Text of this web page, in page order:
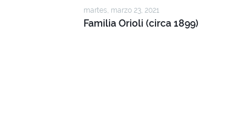
martes, marzo 23, 2021
Familia Orioli (circa 1899)